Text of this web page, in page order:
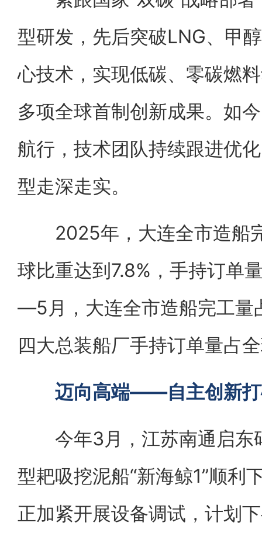
型研发，先后突破LNG、甲
心技术，实现低碳、零碳燃
多项全球首制创新成果。如
航行，技术团队持续跟进优
型走深走实。
2025年，大连全市造船
球比重达到7.8%，手持订单
—5月，大连全市造船完工量
四大总装船厂手持订单量占
迈向高端——自主创新打
今年3月，江苏南通启东
型耙吸挖泥船“新海鲸1”顺利
正加紧开展设备调试，计划